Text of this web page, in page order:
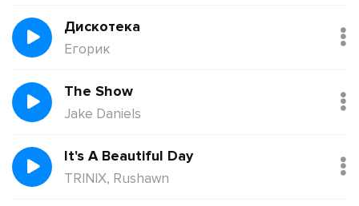
Дискотека
Егорик
The Show
Jake Daniels
It's A Beautiful Day
TRINIX, Rushawn